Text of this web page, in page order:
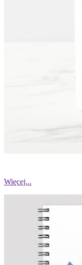
Więcej...